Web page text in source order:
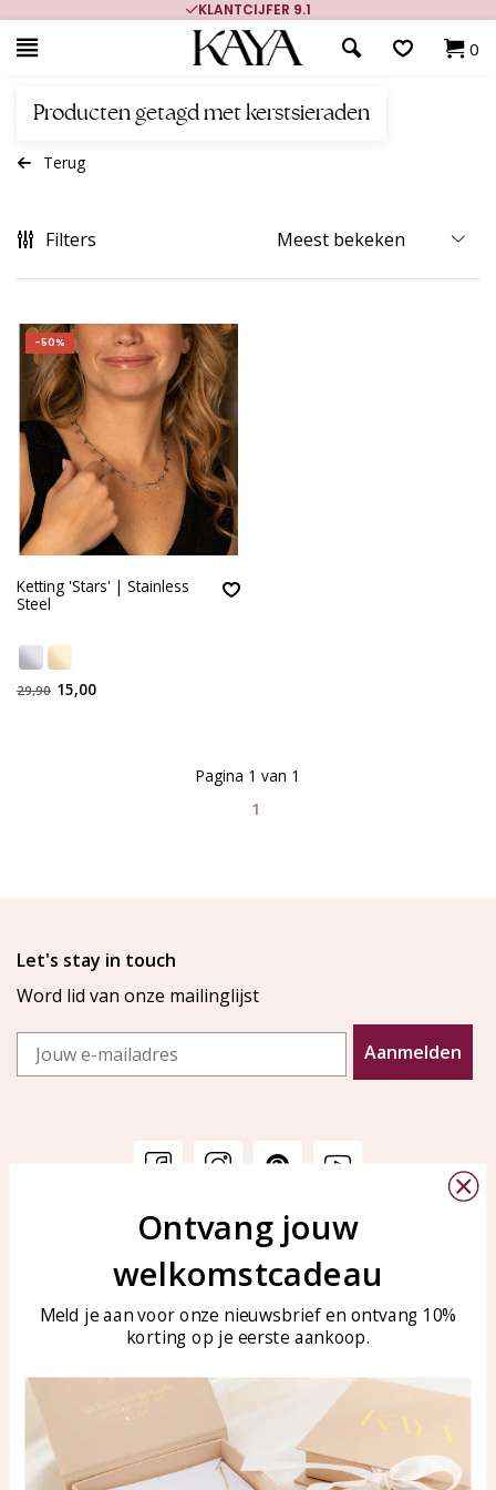
KLANTCIJFER 9.1
0
Producten getagd met kerstsieraden
Terug
Filters
-50%
Ketting 'Stars' | Stainless
Steel
29,90 15,00
1
Pagina 1 van 1
Let's stay in touch
Word lid van onze mailinglijst
Email
Aanmelden
Veelgestelde vragen
Sieraden onderhouden
KAYA Sieraden
Bellen of WhatsApp Ma-Vr
Tel: 0850003187
WhatsApp: 0850003187
klantenservice@kayasierade
Ontvang jouw
welkomstcadeau
Meld je aan voor onze nieuwsbrief en ontvang 10%
korting op je eerste aankoop.